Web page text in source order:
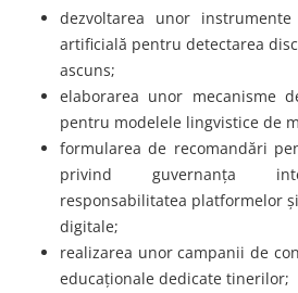
dezvoltarea unor
artificială pentru detectarea
ascuns;
elaborarea unor mecanisme
pentru modelele lingvistice de
formularea de recomandări
privind guvernanța
responsabilitatea platformelor
digitale;
realizarea unor campanii de
educaționale dedicate tinerilor;